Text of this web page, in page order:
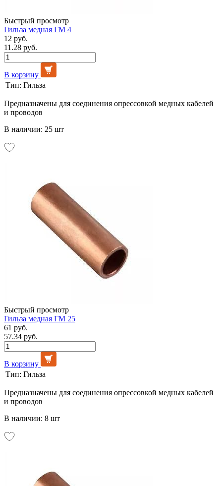
Быстрый просмотр
Гильза медная ГМ 4
12 руб.
11.28 руб.
В корзину
Тип: Гильза
Предназначены для соединения опрессовкой медных кабелей
и проводов
В наличии: 25 шт
Быстрый просмотр
Гильза медная ГМ 25
61 руб.
57.34 руб.
В корзину
Тип: Гильза
Предназначены для соединения опрессовкой медных кабелей
и проводов
В наличии: 8 шт